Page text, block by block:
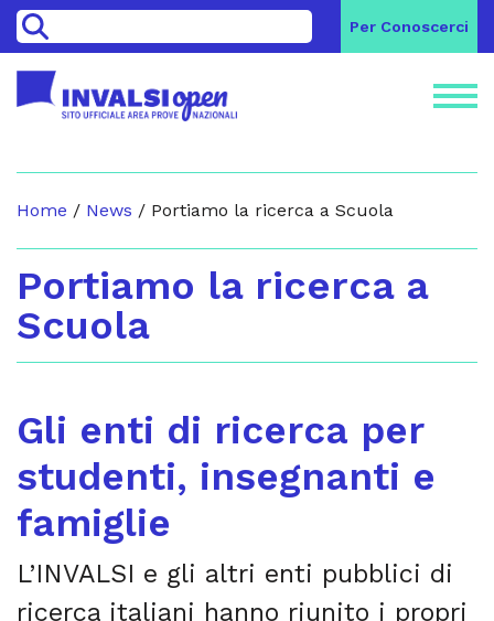
> Per Conoscerci
Home / News / Portiamo la ricerca a Scuola
Portiamo la ricerca a
Scuola
Gli enti di ricerca per
studenti, insegnanti e
famiglie
L’INVALSI e gli altri enti pubblici di
ricerca italiani hanno riunito i propri